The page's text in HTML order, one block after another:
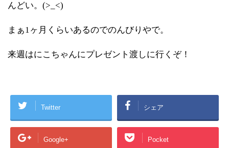
んどい。(>_<)
まぁ1ヶ月くらいあるのでのんびりやで。
来週はにこちゃんにプレゼント渡しに行くぞ！
Twitter シェア
Google+ Pocket